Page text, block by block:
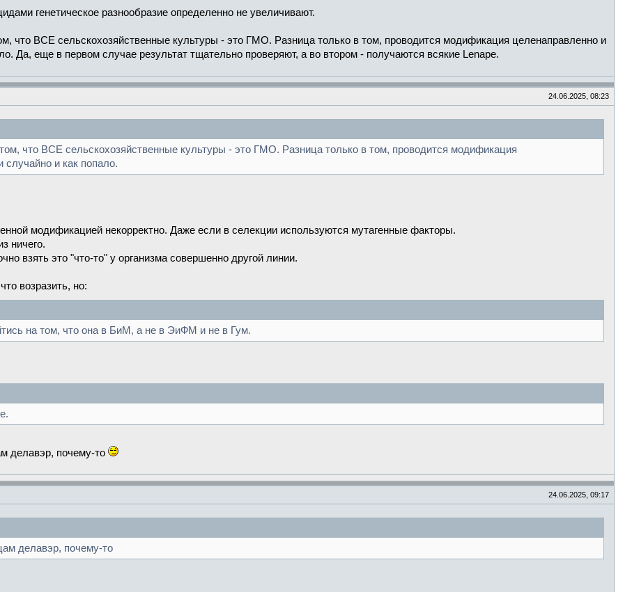
генетическое разнообразие определенно не увеличивают.
что ВСЕ сельскохозяйственные культуры - это ГМО. Разница только в том, проводится модификация целенаправленно и
Да, еще в первом случае результат тщательно проверяют, а во втором - получаются всякие Lenape.
24.06.2025, 08:23
что ВСЕ сельскохозяйственные культуры - это ГМО. Разница только в том, проводится модификация
случайно и как попало.
модификацией некорректно. Даже если в селекции используются мутагенные факторы.
ничего.
взять это "что-то" у организма совершенно другой линии.
возразить, но:
на том, что она в БиМ, а не в ЭиФМ и не в Гум.
делавэр, почему-то
24.06.2025, 09:17
делавэр, почему-то